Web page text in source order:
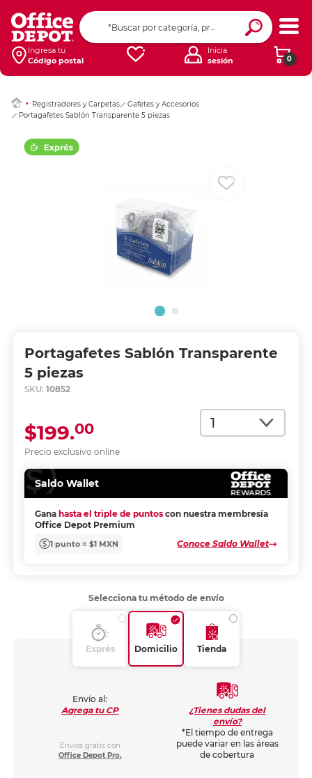
Ingresa tu
Código postal
0
Inicia
sesión
Registradores y Carpetas
Gafetes y Accesorios
Portagafetes Sablón Transparente 5 piezas
Portagafetes Sablón Transparente
5 piezas
SKU: 10852
Cantidad
Precio exclusivo online
$199.00
Saldo Wallet
Gana hasta el triple de puntos con nuestra membresía
Office Depot Premium
1 punto = $1 MXN Conoce Saldo Wallet
Ingresar Codigo
Selecciona tu método de envío
Exprés Domicilio Tienda
Envío al:
Agrega tu CP
Envíos gratis con
Office Depot Pro.
¿Tienes dudas del
envío?
*El tiempo de entrega
puede variar en las áreas
de cobertura